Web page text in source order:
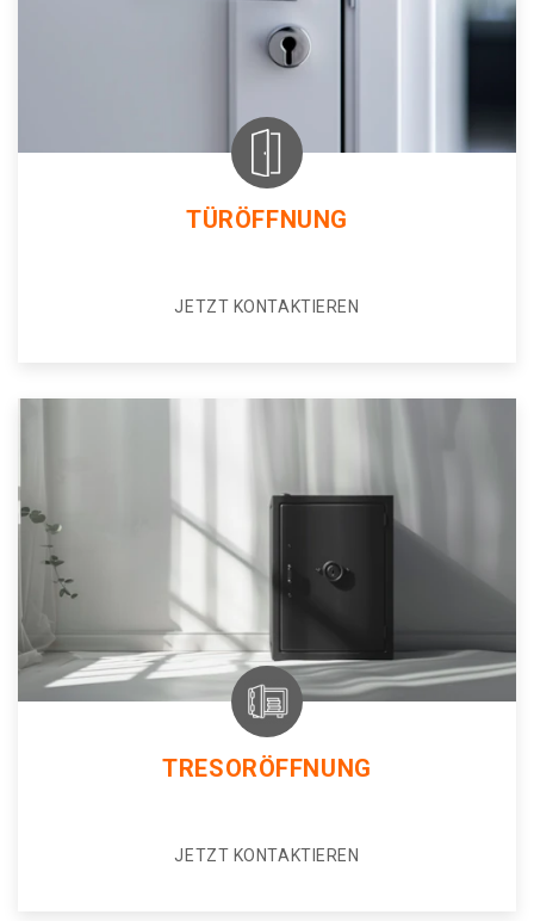
TÜRÖFFNUNG
JETZT KONTAKTIEREN
TRESORÖFFNUNG
JETZT KONTAKTIEREN